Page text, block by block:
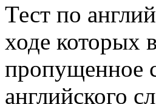
Тест по
ходе которых
пропущенное
английского